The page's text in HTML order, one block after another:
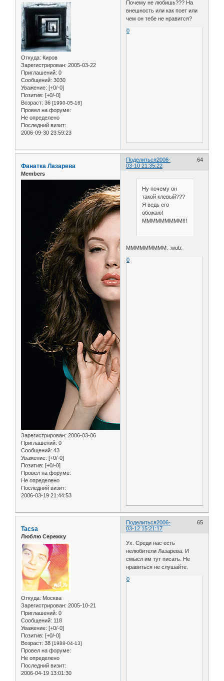
Откуда: Киров
Зарегистрирован: 2005-03-22
Приглашений: 0
Сообщений: 3030
Уважение: [+0/-0]
Позитив: [+0/-0]
Возраст: 36 [1990-05-16]
Провел на форуме:
Не определено
Последний визит:
2006-09-30 23:59:23
Почему не любишь??? На
внешность или как поет или
чем он тебе не нравится?
0
Поделиться 64
2006-
03-10 21:35:22
Фанатка Лазарева
Members
Зарегистрирован: 2006-03-06
Приглашений: 0
Сообщений: 43
Уважение: [+0/-0]
Позитив: [+0/-0]
Провел на форуме:
Не определено
Последний визит:
2006-03-19 21:44:53
Ну почему он
такой клевый???
Я ведь его
обожаю!
МММММММММ!!!!!!
МММММММММ. :wub:
0
Поделиться 65
2006-
03-12 15:21:17
Tacsa
Люблю Сережку
Откуда: Москва
Зарегистрирован: 2005-10-21
Приглашений: 0
Сообщений: 118
Уважение: [+0/-0]
Позитив: [+0/-0]
Возраст: 38 [1988-04-13]
Провел на форуме:
Не определено
Последний визит:
2006-04-19 13:01:30
Ух. Среди нас есть
нелюбители Лазарева. И
смысл им тут писать. Не
нравиться не слушайте.
0